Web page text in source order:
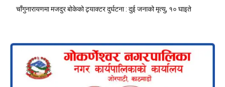
चाँगुनारायणमा मजदुर बोकेको ट्र्याक्टर दुर्घटना : दुई जनाको मृत्यु, १० घाइते